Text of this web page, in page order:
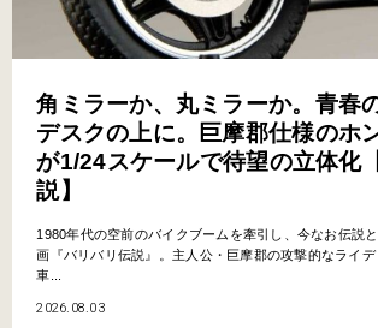
角ミラーか、丸ミラーか。青春
デスクの上に。巨摩郡仕様のホ
が1/24スケールで待望の立体化
説】
1980年代の空前のバイクブームを牽引し、今なお伝説
画『バリバリ伝説』。主人公・巨摩郡の攻撃的なライ
車...
2026.08.03